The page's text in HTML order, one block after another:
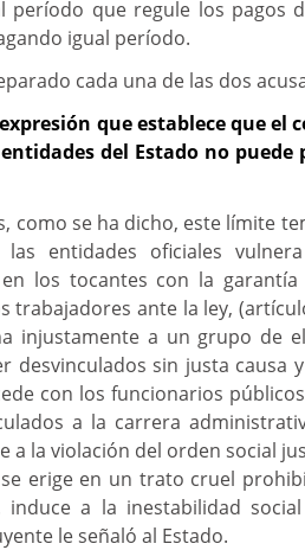
período que regule los pagos
igual período.
cada una de las dos
que establece que el
del Estado no puede
como se ha dicho, este límite
entidades oficiales
los tocantes con la
trabajadores ante la ley,
injustamente a un grupo de
desvinculados sin justa causa
con los funcionarios
a la carrera
a la violación del orden social
erige en un trato cruel
a la inestabilidad
le señaló al Estado.